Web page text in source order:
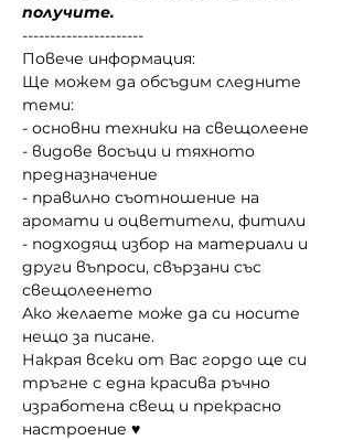
получите.
----------------------
Повече информация:
Ще можем да обсъдим следните
теми:
- основни техники на свещолеене
- видове восъци и тяхното
предназначение
- правилно съотношение на
аромати и оцветители, фитили
- подходящ избор на материали и
други въпроси, свързани със
свещолеенето
Ако желаете може да си носите
нещо за писане.
Накрая всеки от Вас гордо ще си
тръгне с една красива ръчно
изработена свещ и прекрасно
настроение ♥